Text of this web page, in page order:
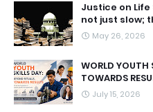
Justice on
not just slow;
May 26, 2026
WORLD YOUTH
TOWARDS
July 15, 2026